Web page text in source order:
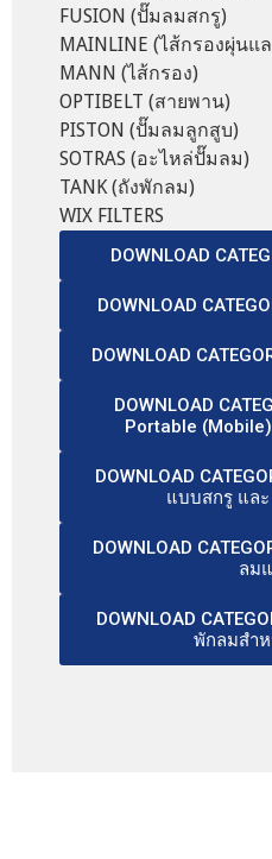
FUSION (ปั๊มลมสกรู)
MAINLINE (ไส้กรองผุ่นแ
MANN (ไส้กรอง)
OPTIBELT (สายพาน)
PISTON (ปั๊มลมลูกสูบ)
SOTRAS (อะไหล่ปั๊มลม)
TANK (ถังพักลม)
WIX FILTERS
DOWNLOAD
DOWNLOAD
DOWNLOAD
DOWNLOAD
Portable
DOWNLOAD
แบบสกรู แล
DOWNLOAD
ลม
DOWNLOAD
พักลมสำ